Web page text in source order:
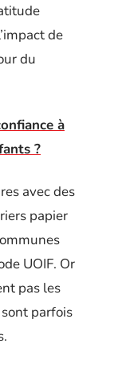
de
du
à
?
avec des
papier
UOIF. Or
pas les
parfois